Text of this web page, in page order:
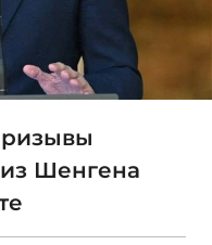
Шенгена